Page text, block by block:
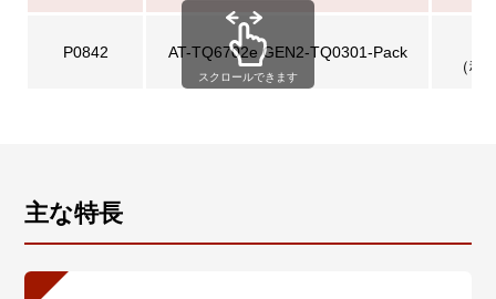
P0842 AT-TQ6702e GEN2-TQ0301-Pack
（税
スクロールできます
主な特長